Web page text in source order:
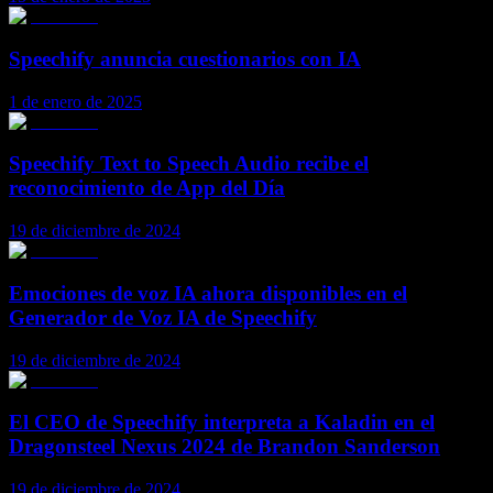
Speechify anuncia cuestionarios con IA
1 de enero de 2025
Speechify Text to Speech Audio recibe el
reconocimiento de App del Día
19 de diciembre de 2024
Emociones de voz IA ahora disponibles en el
Generador de Voz IA de Speechify
19 de diciembre de 2024
El CEO de Speechify interpreta a Kaladin en el
Dragonsteel Nexus 2024 de Brandon Sanderson
19 de diciembre de 2024